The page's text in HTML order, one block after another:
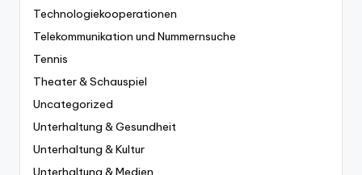
Technologiekooperationen
Telekommunikation und Nummernsuche
Tennis
Theater & Schauspiel
Uncategorized
Unterhaltung & Gesundheit
Unterhaltung & Kultur
Unterhaltung & Medien